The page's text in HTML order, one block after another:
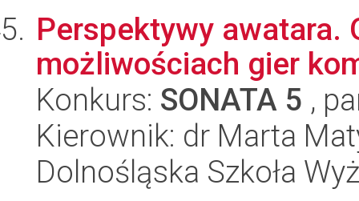
Perspektywy awatara.
możliwościach gier
Konkurs: SONATA 5 ,
Kierownik: dr Marta
Dolnośląska Szkoła